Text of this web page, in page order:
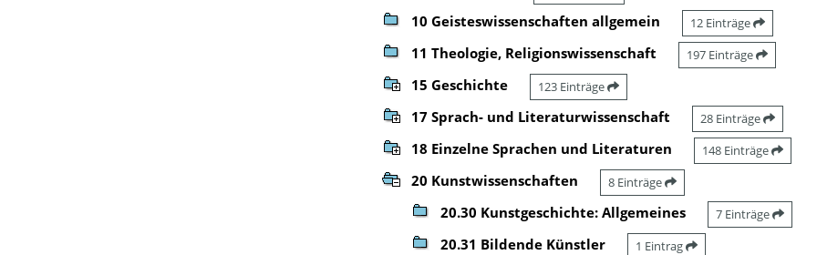
10 Geisteswissenschaften allgemein 12 Einträge
11 Theologie, Religionswissenschaft 197 Einträge
15 Geschichte 123 Einträge
17 Sprach- und Literaturwissenschaft 28 Einträge
18 Einzelne Sprachen und Literaturen 148 Einträge
20 Kunstwissenschaften 8 Einträge
20.30 Kunstgeschichte: Allgemeines 7 Einträge
20.31 Bildende Künstler 1 Eintrag